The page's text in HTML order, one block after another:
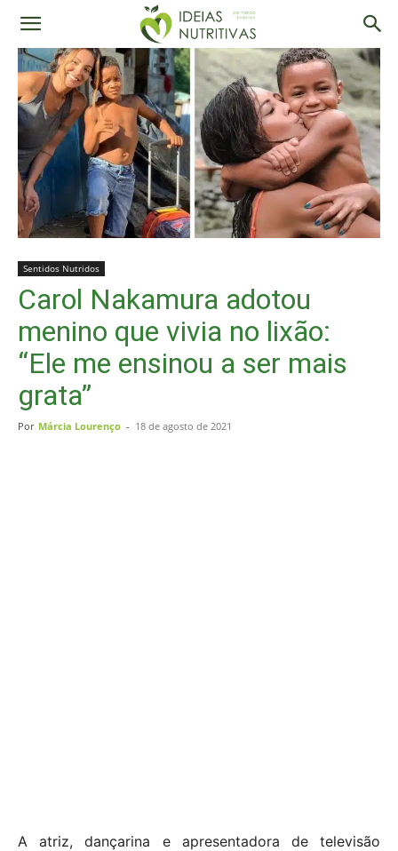
Sentidos Nutridos
Carol Nakamura adotou
menino que vivia no lixão:
“Ele me ensinou a ser mais
grata”
Por Márcia Lourenço - 18 de agosto de 2021
A atriz, dançarina e apresentadora de televisão